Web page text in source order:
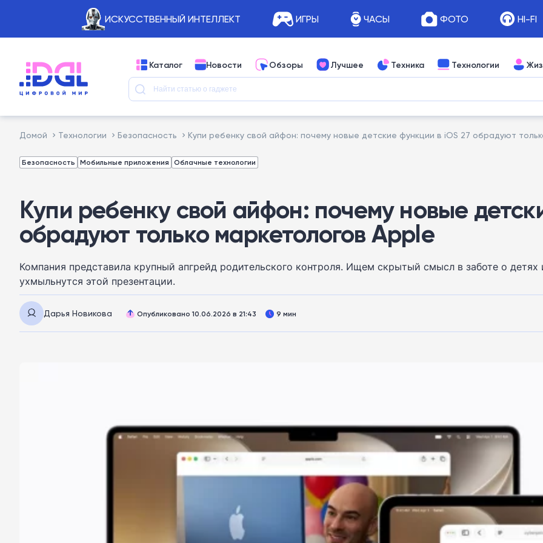
ИСКУССТВЕННЫЙ ИНТЕЛЛЕКТ ИГРЫ ЧАСЫ ФОТО HI-FI
Каталог Новости Обзоры Лучшее Техника Технологии
Домой Технологии Безопасность Купи ребенку свой айфон: почему новые детские функции в iOS 27 обрадуют
Безопасность Мобильные приложения Облачные технологии
Купи ребенку свой айфон: почему новые
обрадуют только маркетологов Apple
Компания представила крупный апгрейд родительского контроля. Ищем скрытый смысл в заботе о
ухмыльнутся этой презентации.
Дарья Новикова Опубликовано 10.06.2026 в 21:43 9 мин